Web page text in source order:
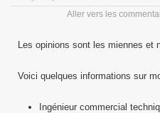
Aller vers les
Les opinions sont les miennes et
Voici quelques informations sur
Ingénieur commercial